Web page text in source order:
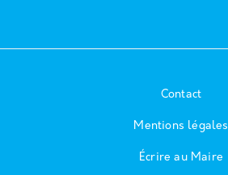
Contact
Mentions légales
Écrire au Maire